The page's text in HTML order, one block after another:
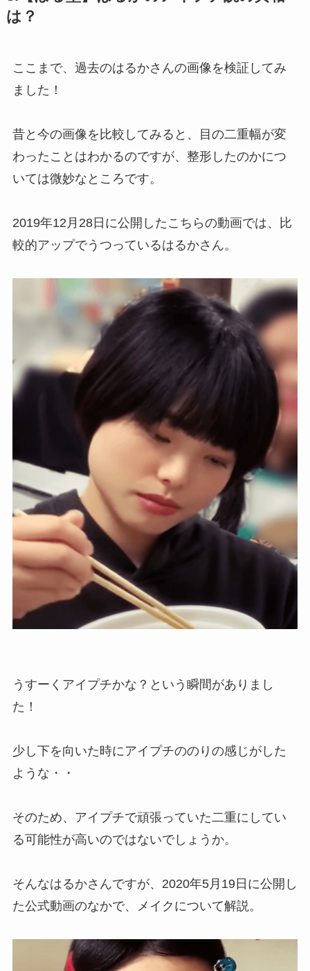
は？
ここまで、過去のはるかさんの画像を検証してみ
ました！
昔と今の画像を比較してみると、目の二重幅が変
わったことはわかるのですが、整形したのかにつ
いては微妙なところです。
2019年12月28日に公開したこちらの動画では、比
較的アップでうつっているはるかさん。
うすーくアイプチかな？ という瞬間がありまし
た！
少し下を向いた時にアイプチののりの感じがした
ような・・
そのため、アイプチで頑張っていた二重にしてい
る可能性が高いのではないでしょうか。
そんなはるかさんですが、2020年5月19日に公開し
た公式動画のなかで、メイクについて解説。